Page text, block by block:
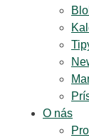
O nás